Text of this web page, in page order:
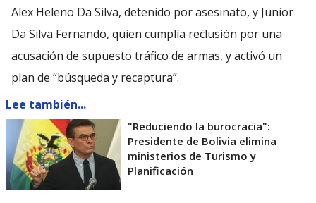
Alex Heleno Da Silva, detenido por asesinato, y Junior
Da Silva Fernando, quien cumplía reclusión por una
acusación de supuesto tráfico de armas, y activó un
plan de “búsqueda y recaptura”.
Lee también...
"Reduciendo la burocracia":
Presidente de Bolivia elimina
ministerios de Turismo y
Planificación